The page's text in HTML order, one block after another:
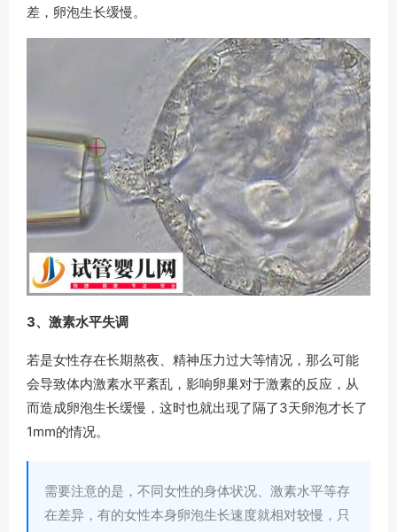
差，卵泡生长缓慢。
3、激素水平失调
若是女性存在长期熬夜、精神压力过大等情况，那么可能
会导致体内激素水平紊乱，影响卵巢对于激素的反应，从
而造成卵泡生长缓慢，这时也就出现了隔了3天卵泡才长了
1mm的情况。
需要注意的是，不同女性的身体状况、激素水平等存
在差异，有的女性本身卵泡生长速度就相对较慢，只